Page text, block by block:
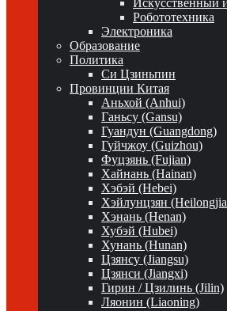
Искусственный
Робототехника
Электроника
Образование
Политика
Си Цзиньпин
Провинции Китая
Аньхой (Anhui)
Ганьсу (Gansu)
Гуандун (Guangdong)
Гуйчжоу (Guizhou)
Фуцзянь (Fujian)
Хайнань (Hainan)
Хэбэй (Hebei)
Хэйлунцзян
Хэнань (Henan)
Хубэй (Hubei)
Хунань (Hunan)
Цзянсу (Jiangsu)
Цзянси (Jiangxi)
Гирин / Цзилинь (Jilin)
Ляонин (Liaoning)